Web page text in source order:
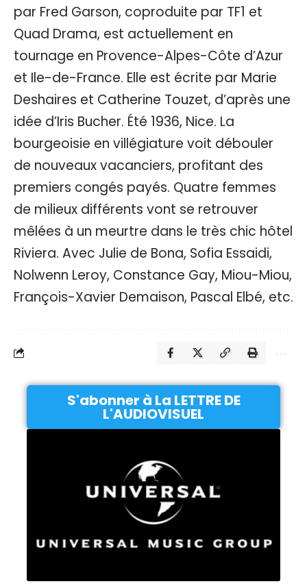
par Fred Garson, coproduite par TF1 et
Quad Drama, est actuellement en
tournage en Provence-Alpes-Côte d’Azur
et Ile-de-France. Elle est écrite par Marie
Deshaires et Catherine Touzet, d’après une
idée d’Iris Bucher. Été 1936, Nice. La
bourgeoisie en villégiature voit débouler
de nouveaux vacanciers, profitant des
premiers congés payés. Quatre femmes
de milieux différents vont se retrouver
mêlées à un meurtre dans le très chic hôtel
Riviera. Avec Julie de Bona, Sofia Essaidi,
Nolwenn Leroy, Constance Gay, Miou-Miou,
François-Xavier Demaison, Pascal Elbé, etc.
S'abonner à La LETTRE DE
L'AUDIOVISUEL